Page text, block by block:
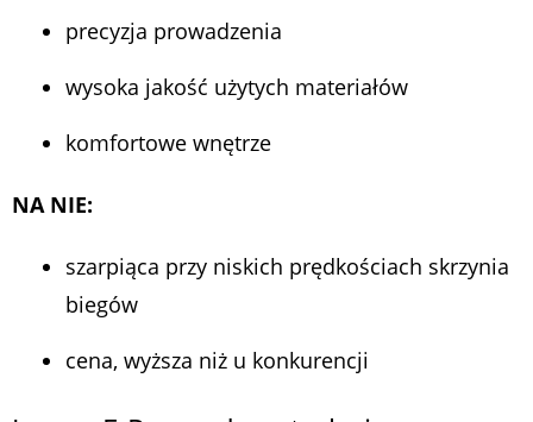
precyzja prowadzenia
wysoka jakość użytych materiałów
komfortowe wnętrze
NA NIE:
szarpiąca przy niskich prędkościach skrzynia
biegów
cena, wyższa niż u konkurencji